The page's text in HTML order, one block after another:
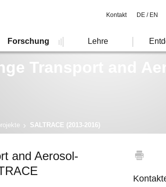
Transport and
SALTRACE (2013-2016)
and Aerosol-
Forschung Lehre
Kontakt DE /EN